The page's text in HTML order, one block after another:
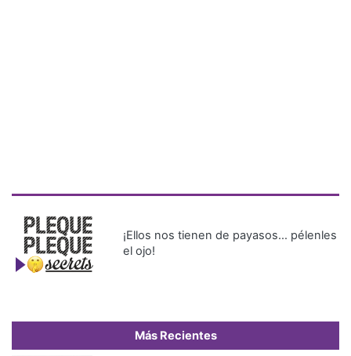
¡Ellos nos tienen de payasos… pélenles
el ojo!
Más Recientes